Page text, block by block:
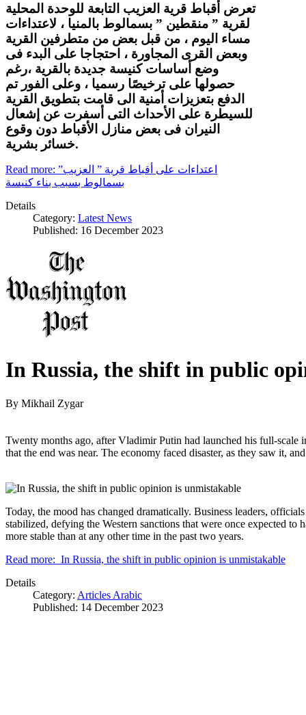
تعرض أقباط قرية العزيب التابعة للوحدة المحلية
لقرية ” منقطين ” بسمالوط بالمنيا ، لاعتداءات
مساء اليوم ، من قبل بعض من متطرفين القرية
وبعض القرى المجاورة ، احتجاجا على البدء فى
وضع أساسات كنيسة جديدة بالقرية ،رغم
حصولها على ترخيصًا رسميا ، وعلى الفور تم
الدفع بتعزيزات أمنية الى قامت بتطويق القرية
للسيطرة على الأحداث التى أسفرت عن إشعال
النيران فى بعض منازل الأقباط دون وقوع
خسائر بشرية.
Read more: اعتداءات على أقباط قرية ” العزيب”
بسمالوط بسبب بناء كنيسة
Details
Category: Latest News
Published: 16 December 2023
In Russia, the shift in public
By Mikhail Zygar
Twenty months ago, after Vladimir Putin had launched his full-
that the end was near. The economy faced disaster, as they saw it,
Today, the mood has changed dramatically. Business leaders,
stabilized, defying the Western sanctions that were once expected to
more stable than at any other time in the past two years.
Read more: In Russia, the shift in public opinion is unmistakable
Details
Category: Articles Arabic
Published: 14 December 2023